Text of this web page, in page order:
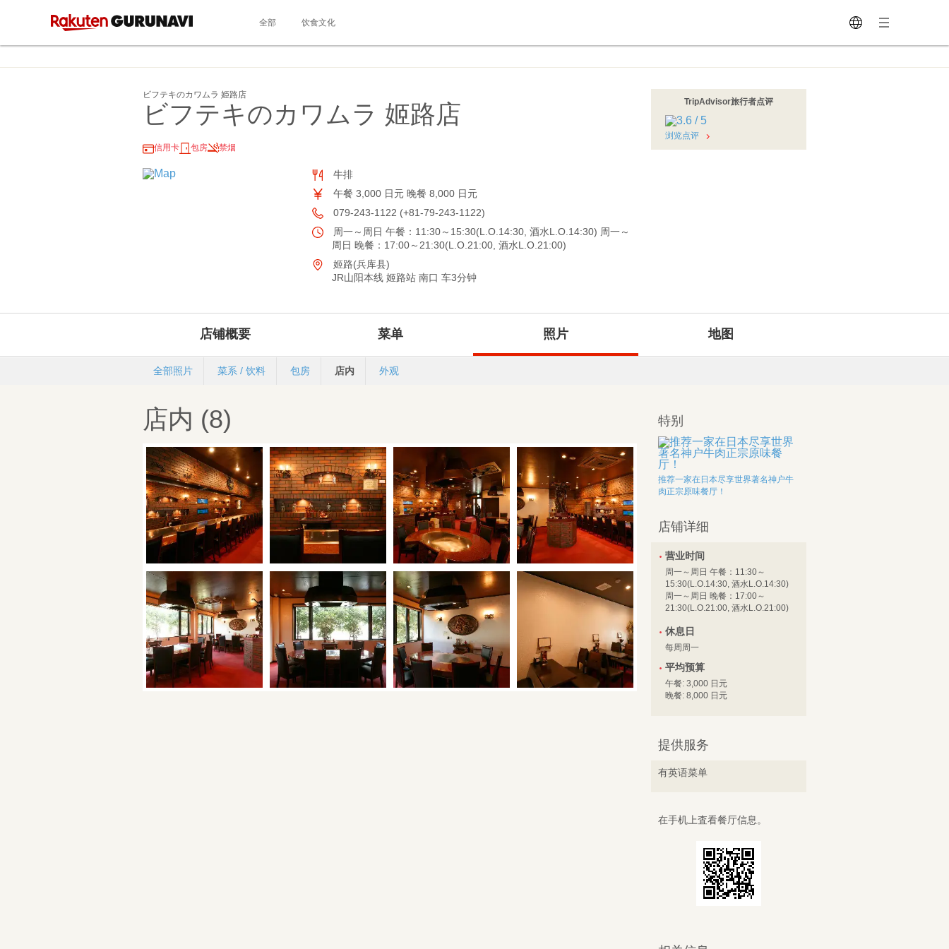
全部 饮食文化
ビフテキのカワムラ 姫路店
ビフテキのカワムラ 姬路店
信用卡 包房 禁烟
牛排
午餐 3,000 日元 晚餐 8,000 日元
079-243-1122 (+81-79-243-1122)
周一～周日 午餐：11:30～15:30(L.O.14:30, 酒水L.O.14:30) 周一～
周日 晚餐：17:00～21:30(L.O.21:00, 酒水L.O.21:00)
姬路(兵库县)
JR山阳本线 姬路站 南口 车3分钟
TripAdvisor旅行者点评
浏览点评
店铺概要 菜单 照片 地图
全部照片 菜系 / 饮料 包房 店内 外观
店内 (8) 特别
推荐一家在日本尽享世界著名神户牛
肉正宗原味餐厅！
店铺详细
营业时间
周一～周日 午餐：11:30～
15:30(L.O.14:30, 酒水L.O.14:30)
周一～周日 晚餐：17:00～
21:30(L.O.21:00, 酒水L.O.21:00)
休息日
每周周一
平均预算
午餐: 3,000 日元
晚餐: 8,000 日元
提供服务
有英语菜单
在手机上査看餐厅信息。